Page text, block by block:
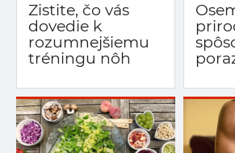
Zistite, čo vás
dovedie k
rozumnejšiemu
tréningu nôh